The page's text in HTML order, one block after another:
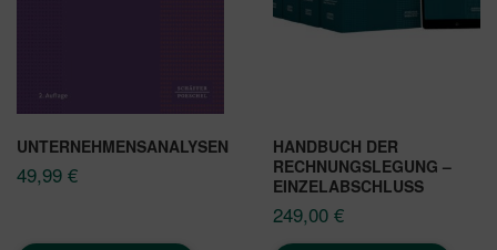
UNTERNEHMENSANALYSEN
49,99 €
HANDBUCH DER
RECHNUNGSLEGUNG –
EINZELABSCHLUSS
249,00 €